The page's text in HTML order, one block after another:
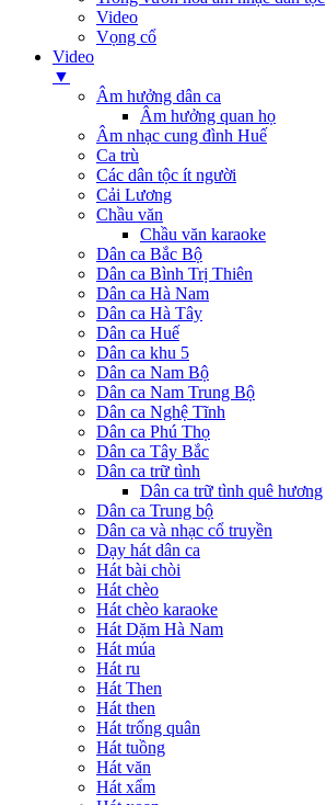
Video
Vọng cổ
Video
▼
Âm hưởng dân ca
Âm hưởng quan họ
Âm nhạc cung đình Huế
Ca trù
Các dân tộc ít người
Cải Lương
Chầu văn
Chầu văn karaoke
Dân ca Bắc Bộ
Dân ca Bình Trị Thiên
Dân ca Hà Nam
Dân ca Hà Tây
Dân ca Huế
Dân ca khu 5
Dân ca Nam Bộ
Dân ca Nam Trung Bộ
Dân ca Nghệ Tĩnh
Dân ca Phú Thọ
Dân ca Tây Bắc
Dân ca trữ tình
Dân ca trữ tình quê hương
Dân ca Trung bộ
Dân ca và nhạc cổ truyền
Dạy hát dân ca
Hát bài chòi
Hát chèo
Hát chèo karaoke
Hát Dặm Hà Nam
Hát múa
Hát ru
Hát Then
Hát then
Hát trống quân
Hát tuồng
Hát văn
Hát xẩm